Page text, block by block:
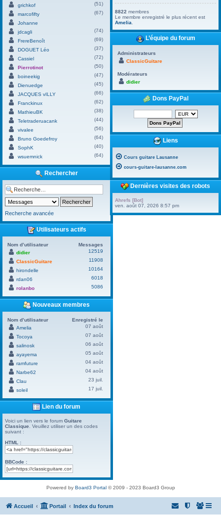
grichkof
(51)
marcofifty
(67)
Johanne
jdcagli
(74)
FrereBenoît
(69)
DOGUET Léo
(37)
Cassiel
(72)
Pierrotinot
(50)
boineekig
(47)
Dienuedge
(45)
JACQUES vILLY
(66)
Franckinux
(62)
MathieuBK
(38)
Teletraderuacank
(44)
vivalee
(56)
Bruno Goedefroy
(64)
SophK
(40)
wsuemnick
(64)
Rechercher
Recherche avancée
Utilisateurs actifs
Nom d’utilisateur
Messages
didier
12519
ClassicGuitare
11908
hirondelle
10164
rdan06
6018
rolanbo
5086
Nouveaux membres
Nom d’utilisateur
Enregistré le
Amelia
07 août
Tocoya
07 août
salinosk
06 août
ayayema
05 août
ramfuture
04 août
Narbe62
04 août
Clau
23 juil.
soleil
17 juil.
Lien du forum
Voici un lien vers le forum Guitare
Classique . Veuillez utiliser un des codes
suivant :
HTML :
BBCode :
8822 membres
Le membre enregistré le plus récent est
Amelia
L’équipe du forum
Administrateurs
ClassicGuitare
Modérateurs
didier
Dons PayPal
Liens
Cours guitare Lausanne
cours-guitare-lausanne.com
Dernières visites des robots
Ahrefs [Bot]
ven. août 07, 2026 8:57 pm
Powered by Board3 Portal© 2009 - 2023 Board3 Group
Accueil Portail Index du forum